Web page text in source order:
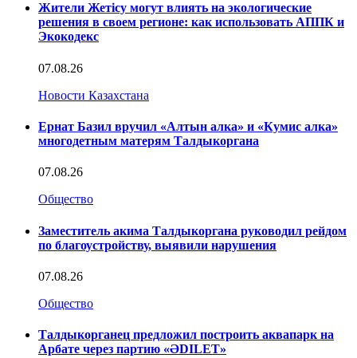
Жители Жетісу могут влиять на экологические
решения в своем регионе: как использовать АППК и
Экокодекс
07.08.26
Новости Казахстана
Ернат Базил вручил «Алтын алка» и «Кумис алка»
многодетным матерям Талдыкоргана
07.08.26
Общество
Заместитель акима Талдыкоргана руководил рейдом
по благоустройству, выявили нарушения
07.08.26
Общество
Талдыкорганец предложил построить аквапарк на
Арбате через партию «ӘDILET»